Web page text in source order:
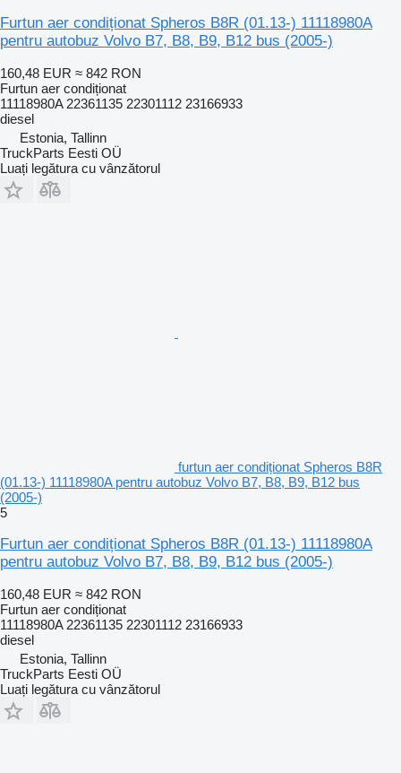
Furtun aer condiționat Spheros B8R (01.13-) 11118980A
pentru autobuz Volvo B7, B8, B9, B12 bus (2005-)
160,48 EUR ≈ 842 RON
Furtun aer condiționat
11118980A 22361135 22301112 23166933
diesel
Estonia, Tallinn
TruckParts Eesti OÜ
Luați legătura cu vânzătorul
furtun aer condiționat Spheros B8R
(01.13-) 11118980A pentru autobuz Volvo B7, B8, B9, B12 bus
(2005-)
5
Furtun aer condiționat Spheros B8R (01.13-) 11118980A
pentru autobuz Volvo B7, B8, B9, B12 bus (2005-)
160,48 EUR ≈ 842 RON
Furtun aer condiționat
11118980A 22361135 22301112 23166933
diesel
Estonia, Tallinn
TruckParts Eesti OÜ
Luați legătura cu vânzătorul